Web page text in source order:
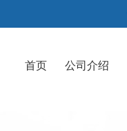
首页 公司介绍